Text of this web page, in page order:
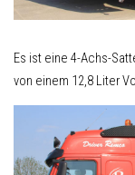
Es ist eine 4-Achs-
von einem 12,8 Liter